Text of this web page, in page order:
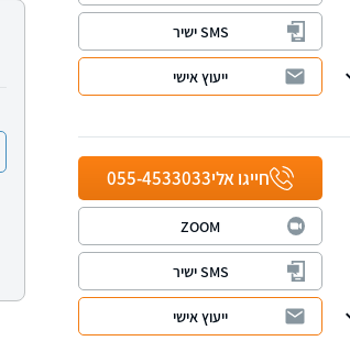
SMS ישיר
ייעוץ אישי
חייגו אלי055-4533033
ZOOM
SMS ישיר
ייעוץ אישי